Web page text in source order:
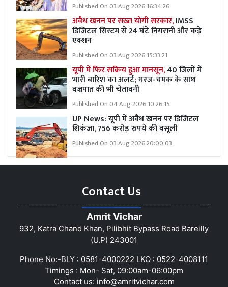
Published On 03 Aug 2026 16:34:26
अवैध खनन पर सख्त योगी सरकार,IMSS
डिजिटल सिस्टम से 24 घंटे निगरानी और कड़े
एक्शन
Published On 03 Aug 2026 15:33:21
यूपी में फिर सक्रिय हुआ मानसून,40 जिलों में
भारी बारिश का अलर्ट; गरज-चमक के साथ
वज्रपात की भी चेतावनी
Published On 04 Aug 2026 10:26:15
UP News: यूपी में अवैध खनन पर डिजिटल
शिकंजा, 756 करोड़ रुपये की वसूली
Published On 03 Aug 2026 20:00:03
Contact Us
Amrit Vichar
932, Katra Chand Khan, Pilibhit Bypass Road Bareilly
(U.P) 243001
Phone No:-BLY : 0581-4000222 LKO : 0522-4008111
Timings : Mon- Sat, 09:00am-06:00pm
Contact us: info@amritvichar.com